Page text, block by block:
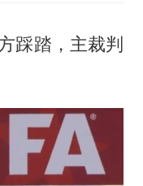
踩踏，主裁判